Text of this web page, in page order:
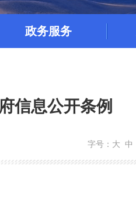
政务服务
信息公开条例
字号： 大 中